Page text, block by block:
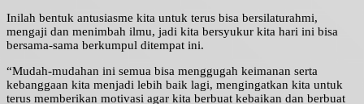
Inilah bentuk antusiasme kita untuk terus bisa bersilaturahmi,
mengaji dan menimbah ilmu, jadi kita bersyukur kita hari ini bisa
bersama-sama berkumpul ditempat ini.
“Mudah-mudahan ini semua bisa menggugah keimanan serta
kebanggaan kita menjadi lebih baik lagi, mengingatkan kita untuk
terus memberikan motivasi agar kita berbuat kebaikan dan berbuat